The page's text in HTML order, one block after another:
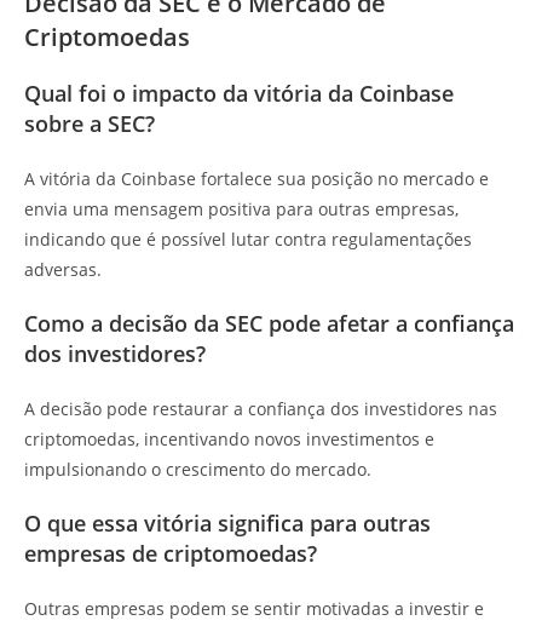
Criptomoedas
Qual foi o impacto da vitória da Coinbase
sobre a SEC?
A vitória da Coinbase fortalece sua posição no mercado e
envia uma mensagem positiva para outras empresas,
indicando que é possível lutar contra regulamentações
adversas.
Como a decisão da SEC pode afetar a confiança
dos investidores?
A decisão pode restaurar a confiança dos investidores nas
criptomoedas, incentivando novos investimentos e
impulsionando o crescimento do mercado.
O que essa vitória significa para outras
empresas de criptomoedas?
Outras empresas podem se sentir motivadas a investir e